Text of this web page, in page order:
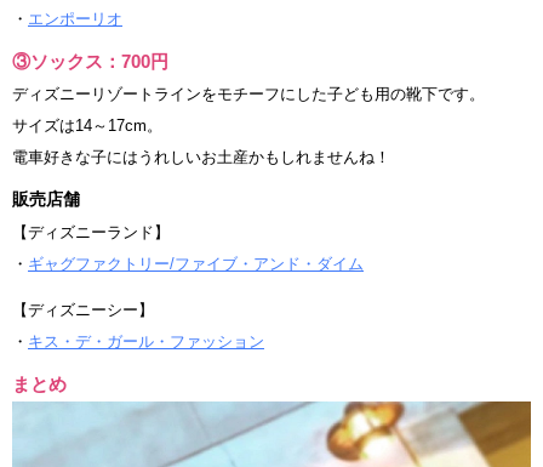
・ エンポーリオ
③ソックス：700円
ディズニーリゾートラインをモチーフにした子ども用の靴下です。
サイズは14～17cm。
電車好きな子にはうれしいお土産かもしれませんね！
販売店舗
【ディズニーランド】
・ ギャグファクトリー/ファイブ・アンド・ダイム
【ディズニーシー】
・ キス・デ・ガール・ファッション
まとめ